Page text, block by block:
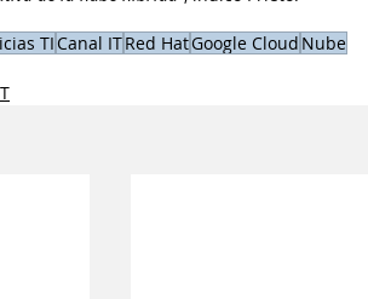
TICanal ITRed HatGoogle Cloud Nube